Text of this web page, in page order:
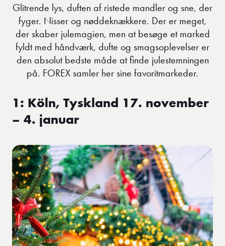
Glitrende lys, duften af ristede mandler og sne, der
fyger. Nisser og nøddeknækkere. Der er meget,
der skaber julemagien, men at besøge et marked
fyldt med håndværk, dufte og smagsoplevelser er
den absolut bedste måde at finde julestemningen
på. FOREX samler her sine favoritmarkeder.
1: Köln, Tyskland 17. november
– 4. januar